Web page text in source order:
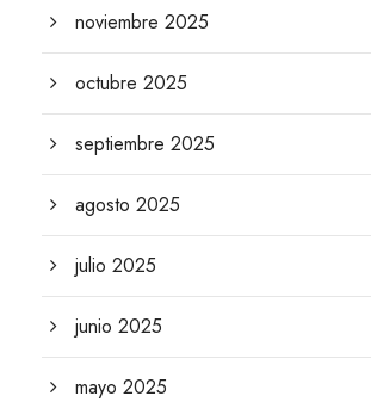
noviembre 2025
octubre 2025
septiembre 2025
agosto 2025
julio 2025
junio 2025
mayo 2025